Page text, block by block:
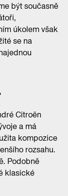
být současně
úkolem však
se na
Citroën
a má
kompozice
rozsahu.
Podobně
klasické